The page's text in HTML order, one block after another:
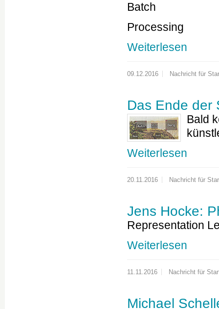
Batch
Processing
Weiterlesen
09.12.2016 Nachricht für
Das Ende der
Bald
Weiterlesen
20.11.2016 Nachricht für
Jens Hocke:
Representation
Weiterlesen
11.11.2016 Nachricht für
Michael